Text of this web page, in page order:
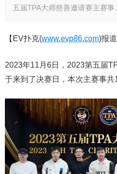
五届TPA大师慈善邀请赛主赛
【EV扑克(www.evp86.com)报道
2023年11月6日，2023第五届
于来到了决赛日，本次主赛事共